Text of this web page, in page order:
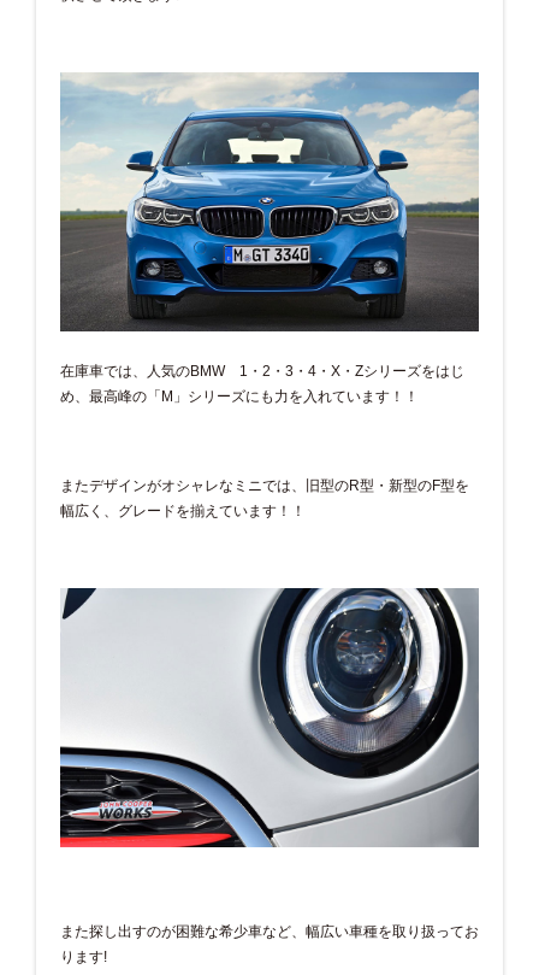
在庫車では、人気のBMW 1・2・3・4・X・Zシリーズをはじ
め、最高峰の「M」シリーズにも力を入れています！！
またデザインがオシャレなミニでは、旧型のR型・新型のF型を
幅広く、グレードを揃えています！！
また探し出すのが困難な希少車など、幅広い車種を取り扱ってお
ります!